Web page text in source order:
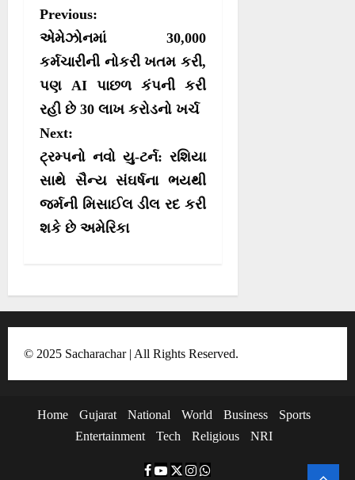
P
o
s
t
n
a
v
i
g
i
o
n
Previous:
એમેઝોનમાં 30,000
કર્મચારીની નોકરી ખતમ કરી,
પણ AI પાછળ કંપની કરી
રહી છે 30 લાખ કરોડનો ખર્ચ
Next:
ટ્રમ્પનો નવો યુ-ટર્ન: રશિયા
સાથે સૈન્ય સંઘર્ષના ભયથી
જર્મની મિસાઈલ ડીલ રદ કરી
શકે છે અમેરિકા
© 2025 Sacharachar | All Rights Reserved.
Home Gujarat National World Business
Sports
Entertainment
Tech Religious NRI
F Y T I W